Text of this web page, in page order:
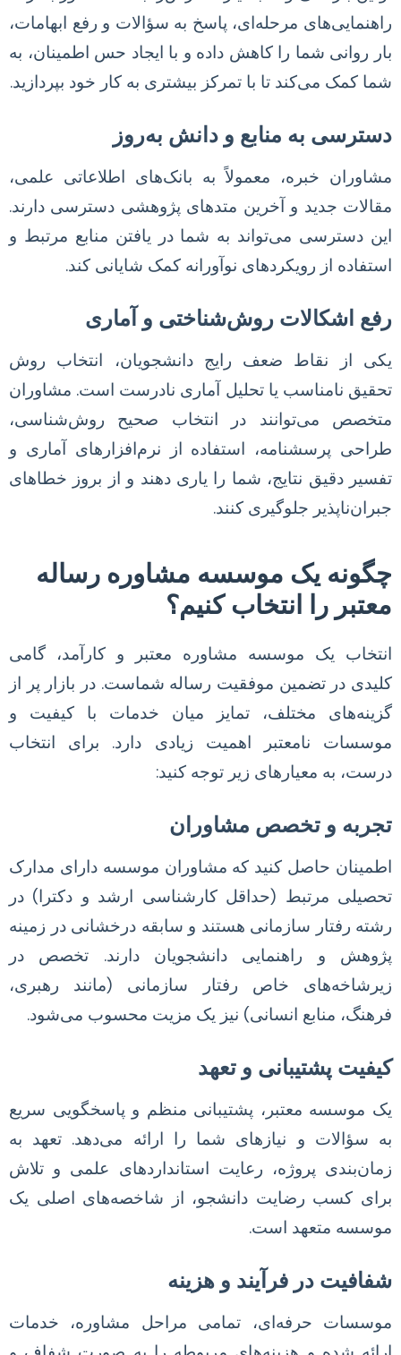
راهنمایی‌های مرحله‌ای، پاسخ به سؤالات و رفع ابهامات،
بار روانی شما را کاهش داده و با ایجاد حس اطمینان، به
شما کمک می‌کند تا با تمرکز بیشتری به کار خود بپردازید.
دسترسی به منابع و دانش به‌روز
مشاوران خبره، معمولاً به بانک‌های اطلاعاتی علمی،
مقالات جدید و آخرین متدهای پژوهشی دسترسی دارند.
این دسترسی می‌تواند به شما در یافتن منابع مرتبط و
استفاده از رویکردهای نوآورانه کمک شایانی کند.
رفع اشکالات روش‌شناختی و آماری
یکی از نقاط ضعف رایج دانشجویان، انتخاب روش
تحقیق نامناسب یا تحلیل آماری نادرست است. مشاوران
متخصص می‌توانند در انتخاب صحیح روش‌شناسی،
طراحی پرسشنامه، استفاده از نرم‌افزارهای آماری و
تفسیر دقیق نتایج، شما را یاری دهند و از بروز خطاهای
جبران‌ناپذیر جلوگیری کنند.
چگونه یک موسسه مشاوره رساله
معتبر را انتخاب کنیم؟
انتخاب یک موسسه مشاوره معتبر و کارآمد، گامی
کلیدی در تضمین موفقیت رساله شماست. در بازار پر از
گزینه‌های مختلف، تمایز میان خدمات با کیفیت و
موسسات نامعتبر اهمیت زیادی دارد. برای انتخاب
درست، به معیارهای زیر توجه کنید:
تجربه و تخصص مشاوران
اطمینان حاصل کنید که مشاوران موسسه دارای مدارک
تحصیلی مرتبط (حداقل کارشناسی ارشد و دکترا) در
رشته رفتار سازمانی هستند و سابقه درخشانی در زمینه
پژوهش و راهنمایی دانشجویان دارند. تخصص در
زیرشاخه‌های خاص رفتار سازمانی (مانند رهبری،
فرهنگ، منابع انسانی) نیز یک مزیت محسوب می‌شود.
کیفیت پشتیبانی و تعهد
یک موسسه معتبر، پشتیبانی منظم و پاسخگویی سریع
به سؤالات و نیازهای شما را ارائه می‌دهد. تعهد به
زمان‌بندی پروژه، رعایت استانداردهای علمی و تلاش
برای کسب رضایت دانشجو، از شاخصه‌های اصلی یک
موسسه متعهد است.
شفافیت در فرآیند و هزینه
موسسات حرفه‌ای، تمامی مراحل مشاوره، خدمات